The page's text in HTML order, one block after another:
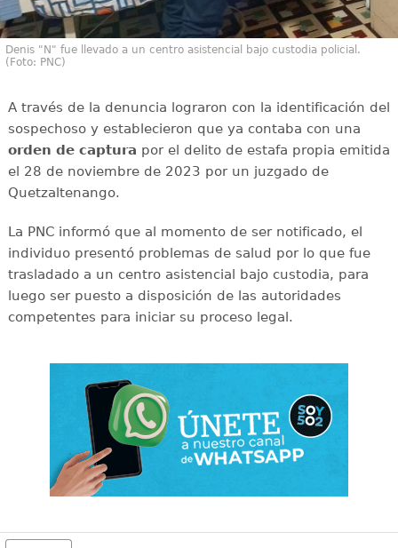
Denis "N" fue llevado a un centro asistencial bajo custodia policial.
(Foto: PNC)
A través de la denuncia lograron con la identificación del
sospechoso y establecieron que ya contaba con una
orden de captura por el delito de estafa propia emitida
el 28 de noviembre de 2023 por un juzgado de
Quetzaltenango.
La PNC informó que al momento de ser notificado, el
individuo presentó problemas de salud por lo que fue
trasladado a un centro asistencial bajo custodia, para
luego ser puesto a disposición de las autoridades
competentes para iniciar su proceso legal.